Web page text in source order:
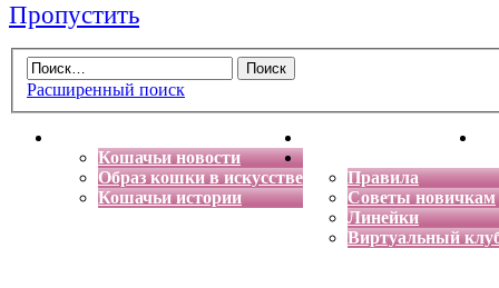
Пропустить
Расширенный поиск
Кошачьи новости
Образ кошки в искусстве
Кошачьи истории
Энциклопедия кошек
Правила
Советы новичкам
Линейки
Виртуальный